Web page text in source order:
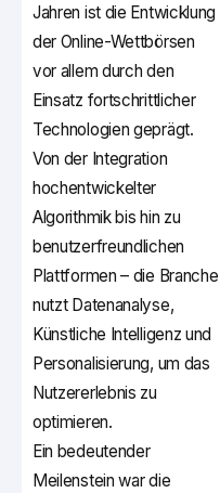
Jahren ist die Entwicklung
der Online-Wettbörsen
vor allem durch den
Einsatz fortschrittlicher
Technologien geprägt.
Von der Integration
hochentwickelter
Algorithmik bis hin zu
benutzerfreundlichen
Plattformen – die Branche
nutzt Datenanalyse,
Künstliche Intelligenz und
Personalisierung, um das
Nutzererlebnis zu
optimieren.
Ein bedeutender
Meilenstein war die